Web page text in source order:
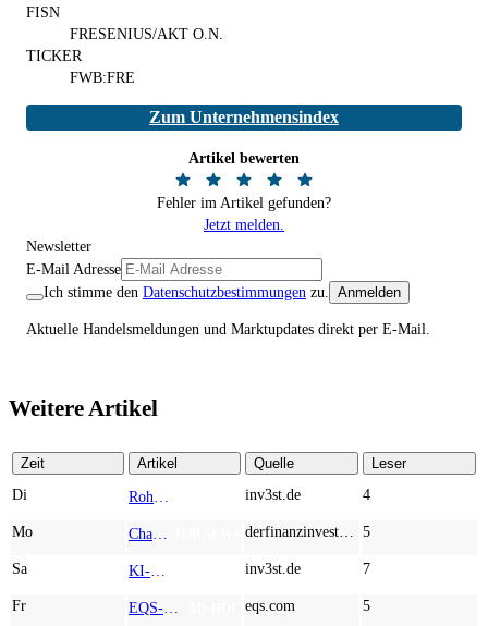
FISN
FRESENIUS/AKT O.N.
TICKER
FWB:FRE
Zum Unternehmensindex
Artikel bewerten
Fehler im Artikel gefunden?
Jetzt melden.
Newsletter
E-Mail Adresse
Ich stimme den Datenschutzbestimmungen zu. Anmelden
Aktuelle Handelsmeldungen und Marktupdates direkt per E-Mail.
Weitere Artikel
Zeit Artikel Quelle
Leser
Di
inv3st.de 4
Mo 5
Sa inv3st.de 7
Fr eqs.com 5